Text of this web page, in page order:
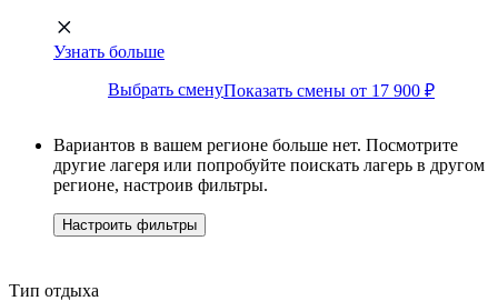
Узнать больше
Выбрать сменуПоказать смены от 17 900 ₽
Вариантов в вашем регионе больше нет. Посмотрите
другие лагеря или попробуйте поискать лагерь в другом
регионе, настроив фильтры.
Настроить фильтры
Тип отдыха